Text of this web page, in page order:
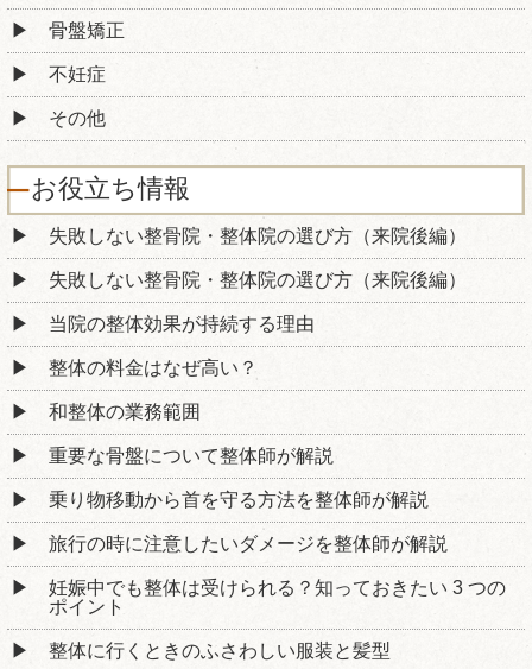
骨盤矯正
不妊症
その他
お役立ち情報
失敗しない整骨院・整体院の選び方（来院後編）
失敗しない整骨院・整体院の選び方（来院後編）
当院の整体効果が持続する理由
整体の料金はなぜ高い？
和整体の業務範囲
重要な骨盤について整体師が解説
乗り物移動から首を守る方法を整体師が解説
旅行の時に注意したいダメージを整体師が解説
妊娠中でも整体は受けられる？知っておきたい 3 つの
ポイント
整体に行くときのふさわしい服装と髪型